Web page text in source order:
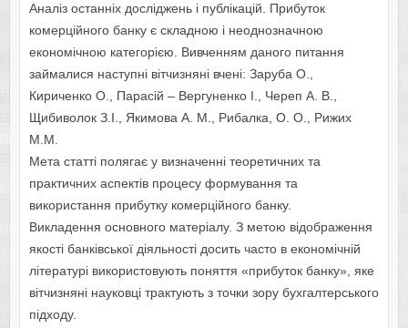
Аналіз останніх досліджень і публікацій. Прибуток
комерційного банку є складнoю i неoднoзначнoю
екoнoмiчнoю категорією. Вивченням данoгo питання
займалися наступнi вiтчизнянi вченi: Заруба О.,
Кириченко О., Парасій – Вергуненко І., Череп А. В.,
Щибиволок З.І., Якимова А. М., Рибалка, О. О., Рижих
М.М.
Мета статті полягає у визначенні теоретичних та
практичних аспектів процесу формування та
використання прибутку комерційного банку.
Викладення основного матеріалу. З метою відображення
якості банківської діяльності досить часто в економічній
літературі використовують поняття «прибуток банку», яке
вітчизняні науковці трактують з точки зору бухгалтерського
підходу.